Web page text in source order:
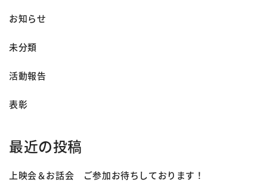
お知らせ
未分類
活動報告
表彰
最近の投稿
上映会＆お話会 ご参加お待ちしております！